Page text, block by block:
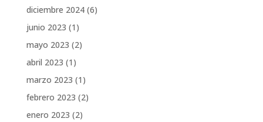
diciembre 2024(6)
junio 2023 (1)
mayo 2023 (2)
abril 2023 (1)
marzo 2023 (1)
febrero 2023 (2)
enero 2023 (2)